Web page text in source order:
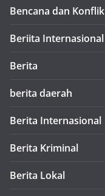
Bencana dan Konflik
Beriita Internasional
Berita
berita daerah
Berita Internasional
Berita Kriminal
Berita Lokal